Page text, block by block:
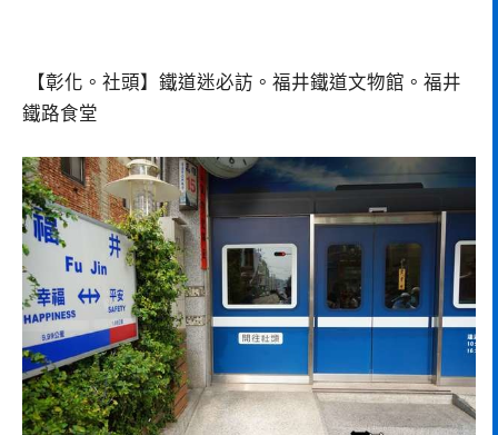
【彰化。社頭】鐵道迷必訪。福井鐵道文物館。福井
鐵路食堂